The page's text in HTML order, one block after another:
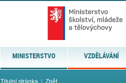
MINISTERSTVO VZDĚLÁVÁNÍ
Titulní stránka| Zpět